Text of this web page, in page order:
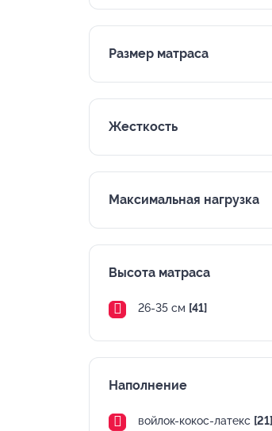
Размер матраса
Жесткость
Максимальная нагрузка
Высота матраса
26-35 см [41]
Наполнение
войлок-кокос-латекс [21]